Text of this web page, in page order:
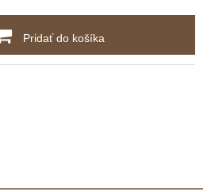
Pridať do košíka